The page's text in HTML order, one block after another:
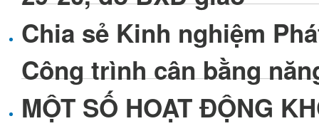
Chia sẻ Kinh nghiệm
Công trình cân bằng
MỘT SỐ HOẠT ĐỘNG